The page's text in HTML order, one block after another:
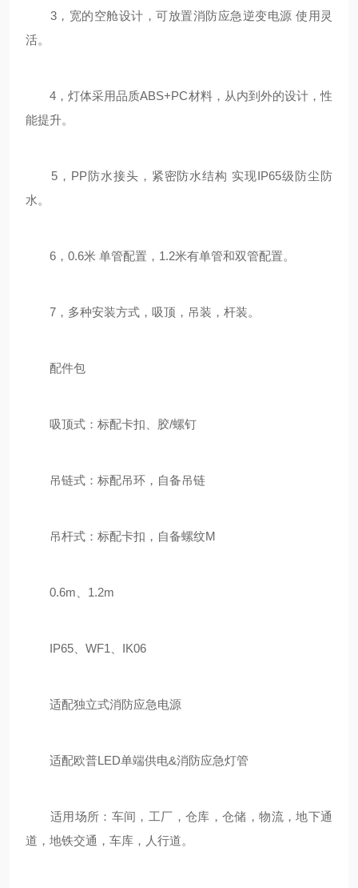
3，宽的空舱设计，可放置消防应急逆变电源 使用灵
活。
4，灯体采用品质ABS+PC材料，从内到外的设计，性
能提升。
5，PP防水接头，紧密防水结构 实现IP65级防尘防
水。
6，0.6米 单管配置，1.2米有单管和双管配置。
7，多种安装方式，吸顶，吊装，杆装。
配件包
吸顶式：标配卡扣、胶/螺钉
吊链式：标配吊环，自备吊链
吊杆式：标配卡扣，自备螺纹M
0.6m、1.2m
IP65、WF1、IK06
适配独立式消防应急电源
适配欧普LED单端供电&消防应急灯管
适用场所：车间，工厂，仓库，仓储，物流，地下通
道，地铁交通，车库，人行道。